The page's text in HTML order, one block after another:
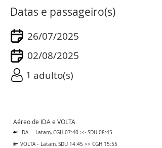
Datas e passageiro(s)
26/07/2025
02/08/2025
1 adulto(s)
Aéreo de IDA e VOLTA
IDA -
Latam, CGH 07:40 >> SDU 08:45
VOLTA - Latam, SDU 14:45 >> CGH 15:55